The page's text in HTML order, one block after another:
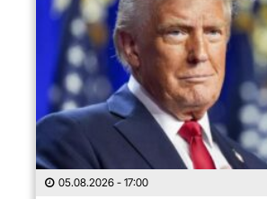
05.08.2026 - 17:00